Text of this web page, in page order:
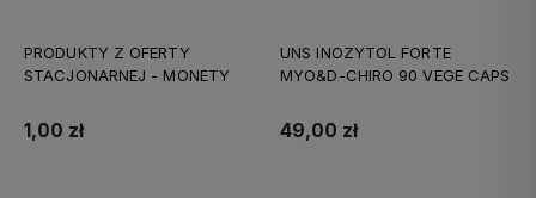
PRODUKTY Z OFERTY
STACJONARNEJ - MONETY
1,00 zł
UNS INOZYTOL FORTE
MYO&D-CHIRO 90 VEGE CAPS
49,00 zł